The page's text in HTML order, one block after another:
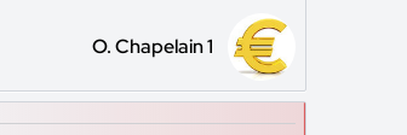
O. Chapelain 1